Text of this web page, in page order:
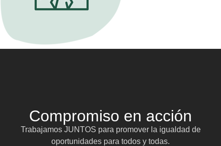
Compromiso en acción
Trabajamos JUNTOS para promover la igualdad de
oportunidades para todos y todas.